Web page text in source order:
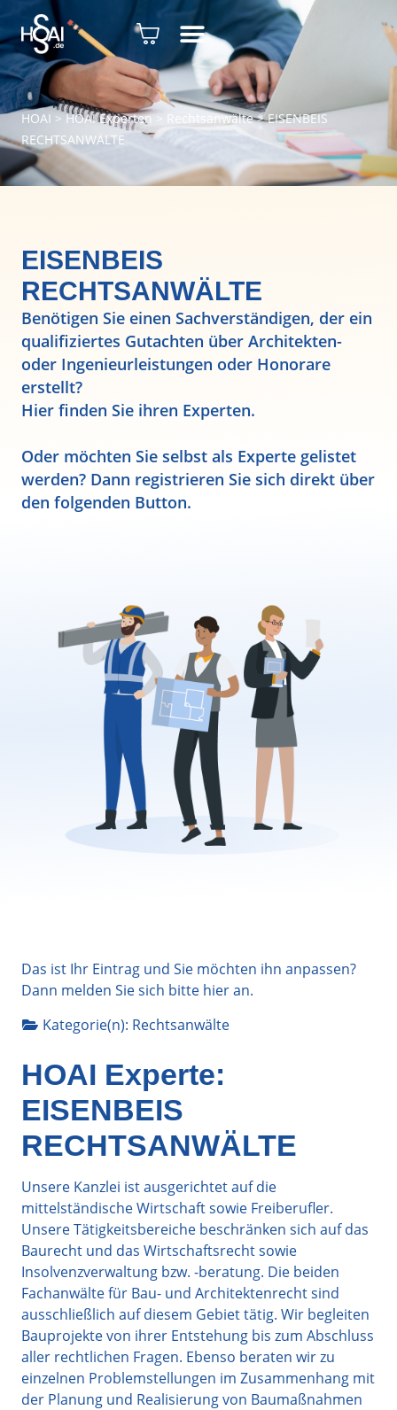
HOAI > HOAI Experten> Rechtsanwälte>EISENBEIS
RECHTSANWÄLTE
EISENBEIS
RECHTSANWÄLTE
Benötigen Sie einen Sachverständigen, der ein
qualifiziertes Gutachten über Architekten-
oder Ingenieurleistungen oder Honorare
erstellt?
Hier finden Sie ihren Experten.
Oder möchten Sie selbst als Experte gelistet
werden? Dann registrieren Sie sich direkt über
den folgenden Button.
Das ist Ihr Eintrag und Sie möchten ihn anpassen?
Dann melden Sie sich bitte hieran.
Kategorie(n): Rechtsanwälte
HOAI Experte:
EISENBEIS
RECHTSANWÄLTE
Unsere Kanzlei ist ausgerichtet auf die
mittelständische Wirtschaft sowie Freiberufler.
Unsere Tätigkeitsbereiche beschränken sich auf das
Baurecht und das Wirtschaftsrecht sowie
Insolvenzverwaltung bzw. -beratung. Die beiden
Fachanwälte für Bau- und Architektenrecht sind
ausschließlich auf diesem Gebiet tätig. Wir begleiten
Bauprojekte von ihrer Entstehung bis zum Abschluss
aller rechtlichen Fragen. Ebenso beraten wir zu
einzelnen Problemstellungen im Zusammenhang mit
der Planung und Realisierung von Baumaßnahmen